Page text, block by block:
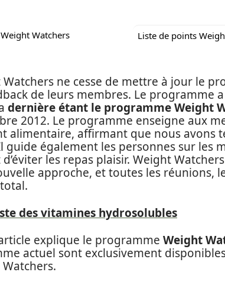
Watchers Liste de points
Watchers ne cesse de mettre à jour le
de leurs membres. Le programme
dernière étant le programme Weight
2012. Le programme enseigne aux
alimentaire, affirmant que nous avons
guide également les personnes sur les
les repas plaisir. Weight
approche, et toutes les réunions,
des vitamines hydrosolubles
explique le programme Weight
actuel sont exclusivement